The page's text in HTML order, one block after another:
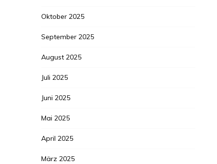
Oktober 2025
September 2025
August 2025
Juli 2025
Juni 2025
Mai 2025
April 2025
März 2025